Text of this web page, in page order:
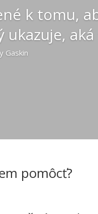
k tomu,
aká
Gaskin
pomôcť?